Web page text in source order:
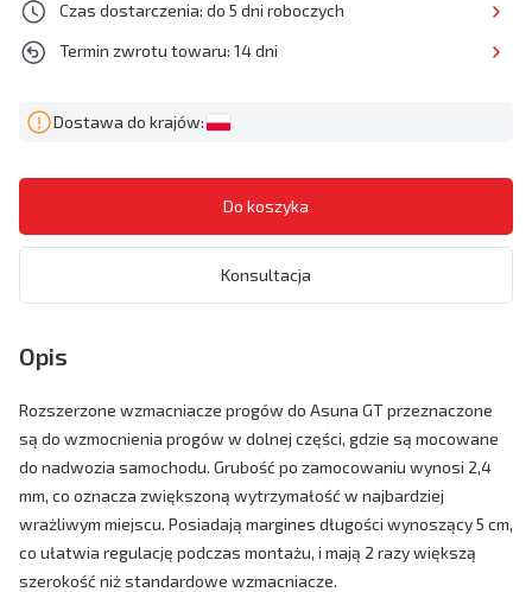
Czas dostarczenia: do 5 dni roboczych
Termin zwrotu towaru: 14 dni
Dostawa do krajów:
Konsultacja
Opis
Rozszerzone wzmacniacze progów do Asuna GT przeznaczone
są do wzmocnienia progów w dolnej części, gdzie są mocowane
do nadwozia samochodu. Grubość po zamocowaniu wynosi 2,4
mm, co oznacza zwiększoną wytrzymałość w najbardziej
wrażliwym miejscu. Posiadają margines długości wynoszący 5 cm,
co ułatwia regulację podczas montażu, i mają 2 razy większą
szerokość niż standardowe wzmacniacze.